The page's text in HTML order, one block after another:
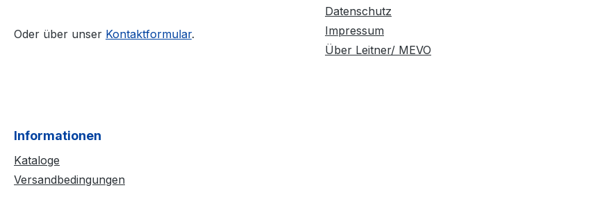
Oder über unser Kontaktformular.
Datenschutz
Impressum
Über Leitner/ MEVO
Informationen
Kataloge
Versandbedingungen